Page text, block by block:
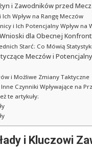
i Zawodników przed
Wpływ na Rangę Meczów
i Ich Potencjalny Wpływ na
dla Obecnej
Starć: Co Mówią
Meczów i
i Możliwe Zmiany Taktyczne
Czynniki Wpływające na
te artykuły:
i Kluczowi